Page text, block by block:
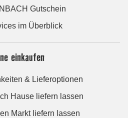
Gutschein
im Überblick
einkaufen
& Lieferoptionen
Hause liefern lassen
Markt liefern lassen